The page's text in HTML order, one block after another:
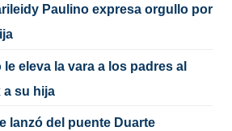
Paulino expresa orgullo por
le eleva la vara a los padres al
a su hija
lanzó del puente Duarte